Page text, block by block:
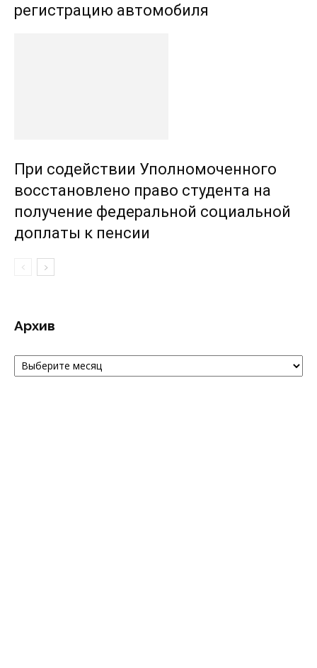
регистрацию автомобиля
При содействии Уполномоченного
восстановлено право студента на
получение федеральной социальной
доплаты к пенсии
Архив
Архив